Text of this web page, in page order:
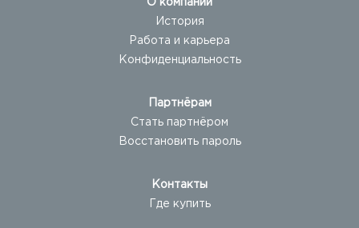
О компании
История
Работа и карьера
Конфиденциальность
Партнёрам
Стать партнёром
Восстановить пароль
Контакты
Где купить